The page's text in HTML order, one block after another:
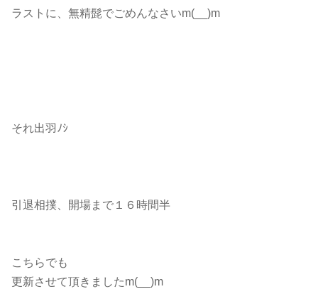
ラストに、無精髭でごめんなさいm(__)m
それ出羽ﾉｼ
引退相撲、開場まで１６時間半
こちらでも
更新させて頂きましたm(__)m